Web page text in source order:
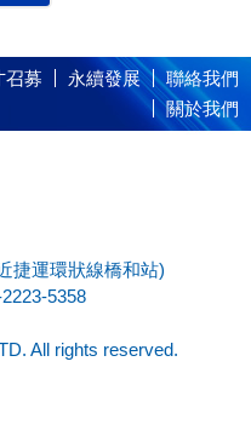
聯絡我們
永續發展
召募
關於我們
捷運環狀線橋和站)
5358
All rights reserved.